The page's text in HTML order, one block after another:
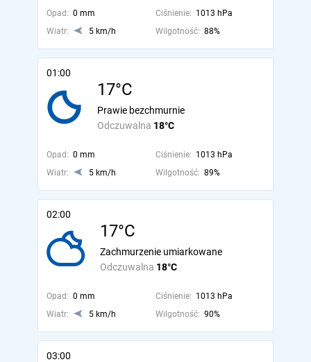
Opad: 0 mm Ciśnienie: 1013 hPa
Wiatr:
5 km/h Wilgotność: 88%
01:00
17°C
Odczuwalna 18°C
Prawie bezchmurnie
Opad: 0 mm Ciśnienie: 1013 hPa
Wiatr:
5 km/h Wilgotność: 89%
02:00
17°C
Odczuwalna 18°C
Zachmurzenie umiarkowane
Opad: 0 mm Ciśnienie: 1013 hPa
Wiatr:
5 km/h Wilgotność: 90%
03:00